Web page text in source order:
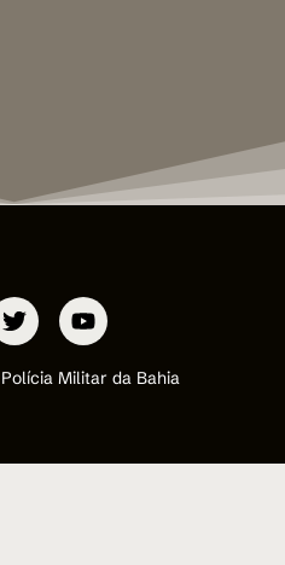
Militar da Bahia